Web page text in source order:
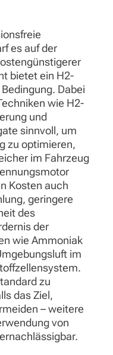
es auf der
bietet ein H2-
Dabei
wie H2-
und
sinnvoll, um
zu optimieren,
im Fahrzeug
Kosten auch
geringere
des
der
wie Ammoniak
im
zu
das Ziel,
– weitere
von